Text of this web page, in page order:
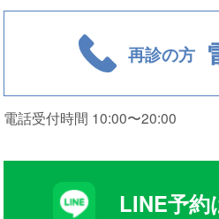
再診の方
電話受付時間 10:00〜20:00
LINE予約